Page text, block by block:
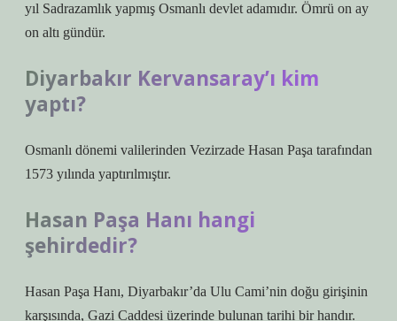
yıl Sadrazamlık yapmış Osmanlı devlet adamıdır. Ömrü on ay
on altı gündür.
Diyarbakır Kervansaray’ı kim
yaptı?
Osmanlı dönemi valilerinden Vezirzade Hasan Paşa tarafından
1573 yılında yaptırılmıştır.
Hasan Paşa Hanı hangi
şehirdedir?
Hasan Paşa Hanı, Diyarbakır’da Ulu Cami’nin doğu girişinin
karşısında, Gazi Caddesi üzerinde bulunan tarihi bir handır.